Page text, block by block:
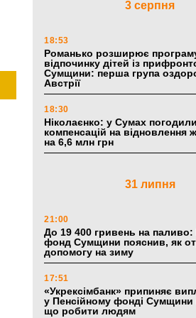
3 серпня
18:53
Романько розширює
відпочинку дітей із
Сумщини: перша група
Австрії
18:30
Ніколаєнко: у Сумах
компенсацій на відновлення
на 6,6 млн грн
31 липня
21:00
До 19 400 гривень на паливо:
фонд Сумщини пояснив, як
допомогу на зиму
17:51
«Укрексімбанк» припиняє
у Пенсійному фонді Сумщини
що робити людям